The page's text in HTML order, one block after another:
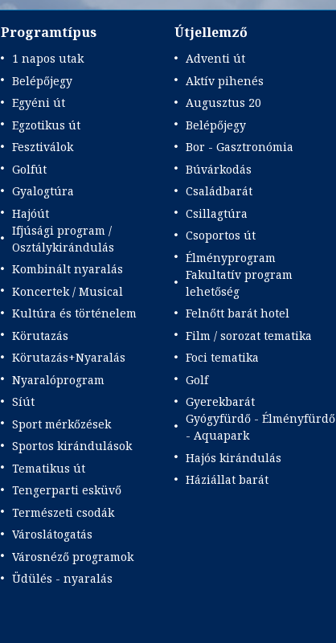
Programtípus
1 napos utak
Belépőjegy
Egyéni út
Egzotikus út
Fesztiválok
Golfút
Gyalogtúra
Hajóút
Ifjúsági program /
Osztálykirándulás
Kombinált nyaralás
Koncertek / Musical
Kultúra és történelem
Körutazás
Körutazás+Nyaralás
Nyaralóprogram
Síút
Sport mérkőzések
Sportos kirándulások
Tematikus út
Tengerparti esküvő
Természeti csodák
Városlátogatás
Városnéző programok
Üdülés - nyaralás
Útjellemző
Adventi út
Aktív pihenés
Augusztus 20
Belépőjegy
Bor - Gasztronómia
Búvárkodás
Családbarát
Csillagtúra
Csoportos út
Élményprogram
Fakultatív program
lehetőség
Felnőtt barát hotel
Film / sorozat tematika
Foci tematika
Golf
Gyerekbarát
Gyógyfürdő - Élményfürdő
- Aquapark
Hajós kirándulás
Háziállat barát